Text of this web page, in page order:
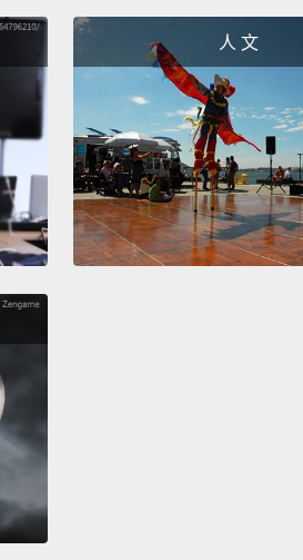
人 文